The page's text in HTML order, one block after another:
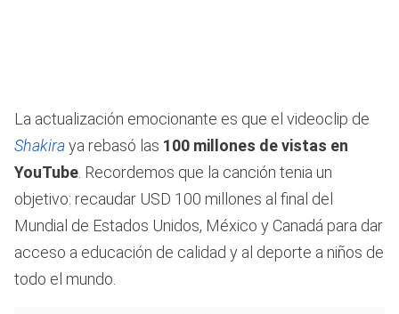
La actualización emocionante es que el videoclip de
Shakiraya rebasó las 100 millones de vistas en
YouTube . Recordemos que la canción tenia un
objetivo: recaudar USD 100 millones al final del
Mundial de Estados Unidos, México y Canadá para dar
acceso a educación de calidad y al deporte a niños de
todo el mundo.